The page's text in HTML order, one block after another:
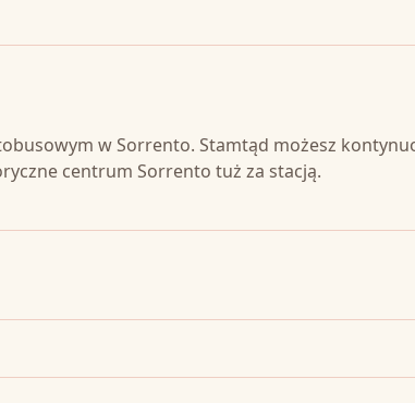
w Sorrento. Stamtąd możesz
centrum Sorrento tuż za stacją.